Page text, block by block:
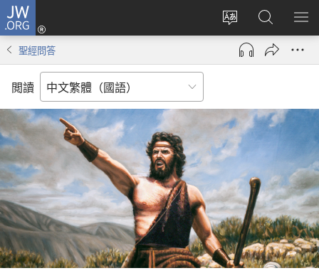
JW.ORG
更
改
網
言
登
入
（開
窗）
搜
尋
JW.ORG
顯
聖經問答
閲讀